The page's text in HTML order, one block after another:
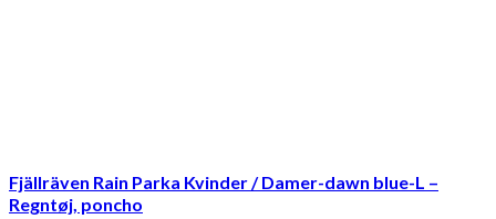
Fjällräven Rain Parka Kvinder / Damer-dawn blue-L –
Regntøj, poncho